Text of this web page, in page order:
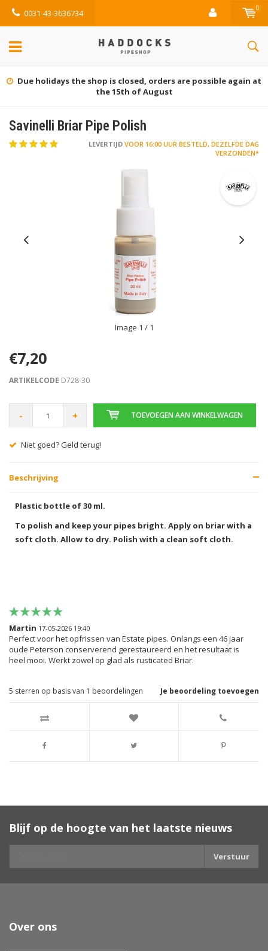
0031-43-3636734 0
Due holidays the shop is closed, orders are possible again at
the 15th of August
Savinelli Briar Pipe Polish
LEVERTIJD VOOR 16:00 UUR BESTELD, DEZELFDE DAG
VERZONDEN*
Image 1 / 1
€7,20
ARTIKELCODE D728-30
- + TOEVOEGEN AAN WINKELWAGEN
Niet goed? Geld terug!
Beschrijving
Plastic bottle of 30 ml.
To polish and keep your pipes bright. Apply on briar with a
soft cloth. Allow to dry. Polish with a clean soft cloth.
Martin 17-05-2026 19:40
Perfect voor het opfrissen van Estate pipes. Onlangs een 46 jaar
oude Peterson conserverend gerestaureerd en het resultaat is
heel mooi. Werkt zowel op glad als rusticated Briar.
Je beoordeling toevoegen
5 sterren op basis van 1 beoordelingen
Blijf op de hoogte van het laatste nieuws
Verstuur
Over ons